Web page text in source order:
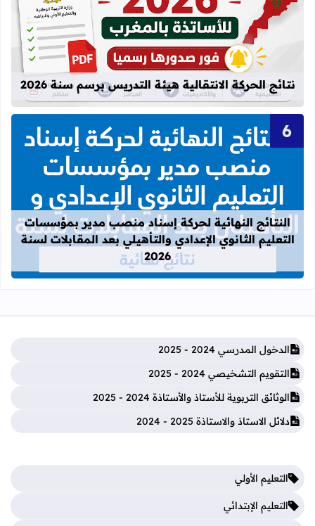
قراءة المزيد عن نتائج الحركة
نتائج الحركة الانتقالية هيئة التدريس برسم سنة 2026
قراءة المزيد عن النتائج النهائية
النتائج النهائية لحركة إسناد منصب مدير بمؤسسات
التعليم الثانوي الإعدادي والتأهيلي بعد المقابلات لسنة
2026
الدخول المدرسي 2024 - 2025
التقويم التشخيصي 2024 - 2025
الوثائق التربوية للأستاذ والأستاذة 2024 - 2025
دلائل الاستاذ والاستاذة 2025 - 2024
التعليم الأولي
التعليم الإبتدائي